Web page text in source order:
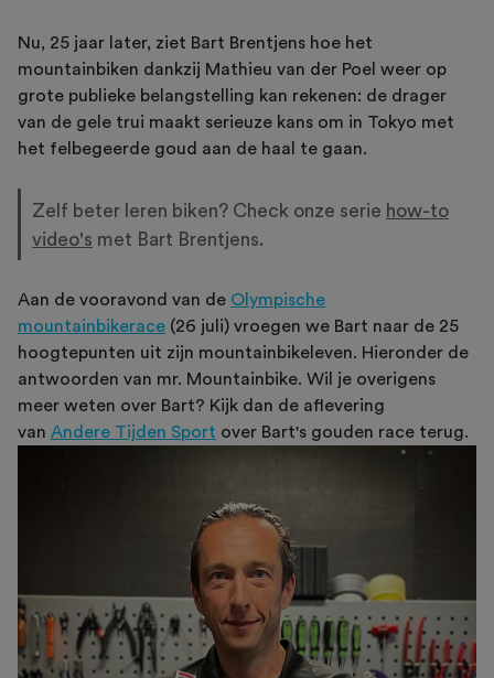
Nu, 25 jaar later, ziet Bart Brentjens hoe het
mountainbiken dankzij Mathieu van der Poel weer op
grote publieke belangstelling kan rekenen: de drager
van de gele trui maakt serieuze kans om in Tokyo met
het felbegeerde goud aan de haal te gaan.
Zelf beter leren biken? Check onze serie how-to
video's met Bart Brentjens.
Aan de vooravond van de Olympische
mountainbikerace (26 juli) vroegen we Bart naar de 25
hoogtepunten uit zijn mountainbikeleven. Hieronder de
antwoorden van mr. Mountainbike. Wil je overigens
meer weten over Bart? Kijk dan de aflevering
van Andere Tijden Sport over Bart's gouden race terug.